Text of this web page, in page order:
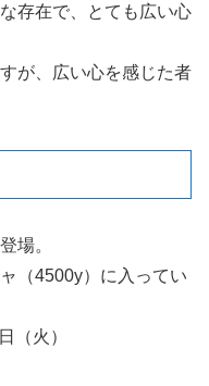
存在で、とても広い心
が、広い心を感じた者
場。
（4500y）に入ってい
（火）